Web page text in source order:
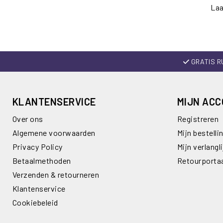
GRATIS
KLANTENSERVICE
Over ons
Algemene voorwaarden
Privacy Policy
Betaalmethoden
Verzenden & retourneren
Klantenservice
Cookiebeleid
MIJN
Registreren
Mijn
Mijn